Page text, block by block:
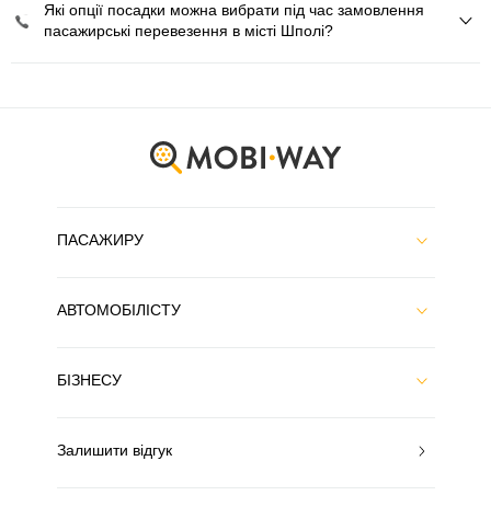
Які опції посадки можна вибрати під час замовлення
пасажирські перевезення в місті Шполі?
ПАСАЖИРУ
АВТОМОБІЛІСТУ
БІЗНЕСУ
Залишити відгук